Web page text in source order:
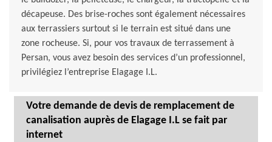
décapeuse. Des brise-roches sont également nécessaires
aux terrassiers surtout si le terrain est situé dans une
zone rocheuse. Si, pour vos travaux de terrassement à
Persan, vous avez besoin des services d’un professionnel,
privilégiez l’entreprise Elagage I.L.
Votre demande de devis de remplacement de
canalisation auprès de Elagage I.L se fait par
internet